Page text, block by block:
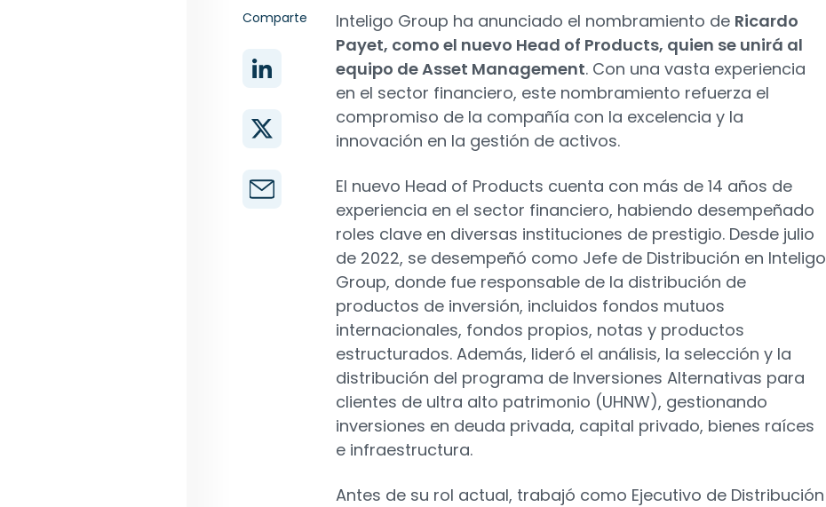
Comparte Inteligo Group ha anunciado el nombramiento de Ricardo
Payet, como el nuevo Head of Products, quien se unirá al
equipo de Asset Management. Con una vasta experiencia
en el sector financiero, este nombramiento refuerza el
compromiso de la compañía con la excelencia y la
innovación en la gestión de activos.
El nuevo Head of Products cuenta con más de 14 años de
experiencia en el sector financiero, habiendo desempeñado
roles clave en diversas instituciones de prestigio. Desde julio
de 2022, se desempeñó como Jefe de Distribución en Inteligo
Group, donde fue responsable de la distribución de
productos de inversión, incluidos fondos mutuos
internacionales, fondos propios, notas y productos
estructurados. Además, lideró el análisis, la selección y la
distribución del programa de Inversiones Alternativas para
clientes de ultra alto patrimonio (UHNW), gestionando
inversiones en deuda privada, capital privado, bienes raíces
e infraestructura.
Antes de su rol actual, trabajó como Ejecutivo de Distribución